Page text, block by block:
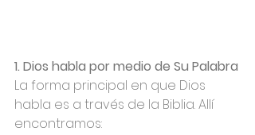
1. Dios habla por medio de Su Palabra
La forma principal en que Dios
habla es a través de la Biblia. Allí
encontramos: